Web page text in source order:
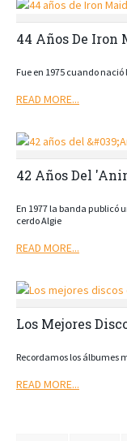
44 Años De Iron
Fue en 1975 cuando
READ MORE...
42 Años Del
En 1977 la banda publicó
cerdo Algie
READ MORE...
Los Mejores
Recordamos los álbumes
READ MORE...